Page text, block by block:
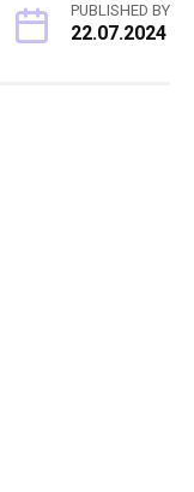
PUBLISHED BY
22.07.2024